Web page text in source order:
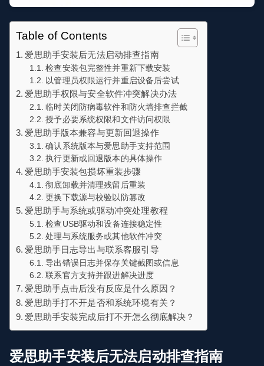
Table of Contents
爱思助手安装后无法启动排查指南
检查安装包完整性并重新下载安装
以管理员权限运行并重启设备后尝试
爱思助手权限与安全软件冲突解决办法
临时关闭防病毒软件和防火墙排查拦截
授予必要系统权限和文件访问权限
爱思助手版本兼容与更新回退操作
确认系统版本与爱思助手支持范围
执行更新或回退版本的具体操作
爱思助手安装包损坏重装步骤
彻底卸载并清理残留后重装
更换下载源与校验以防篡改
爱思助手与系统或驱动冲突处理教程
检查USB驱动和设备连接稳定性
处理与系统服务或其他软件冲突
爱思助手日志导出与联系客服引导
导出错误日志并保存关键截图或信息
联系官方支持并跟进解决进度
爱思助手点击后没有反应是什么原因？
爱思助手打不开是否和系统环境有关？
爱思助手安装完成后打不开怎么彻底解决？
爱思助手安装后无法启动排查指南